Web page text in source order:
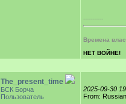
-----------
Времена
НЕТ ВОЙНЕ!
The_present_time
БСК Борча
Пользователь
2025-09-30
From: